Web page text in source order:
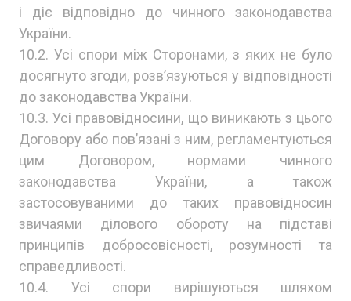
і діє відповідно до чинного законодавства
України.
10.2. Усі спори між Сторонами, з яких не було
досягнуто згоди, розв’язуються у відповідності
до законодавства України.
10.3. Усі правовідносини, що виникають з цього
Договору або пов’язані з ним, регламентуються
цим Договором, нормами чинного
законодавства України, а також
застосовуваними до таких правовідносин
звичаями ділового обороту на підставі
принципів добросовісності, розумності та
справедливості.
10.4. Усі спори вирішуються шляхом